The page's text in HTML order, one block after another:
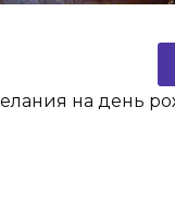
на день